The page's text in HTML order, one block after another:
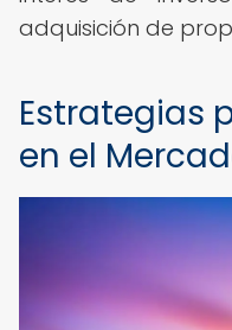
adquisición de
Estrategias
en el